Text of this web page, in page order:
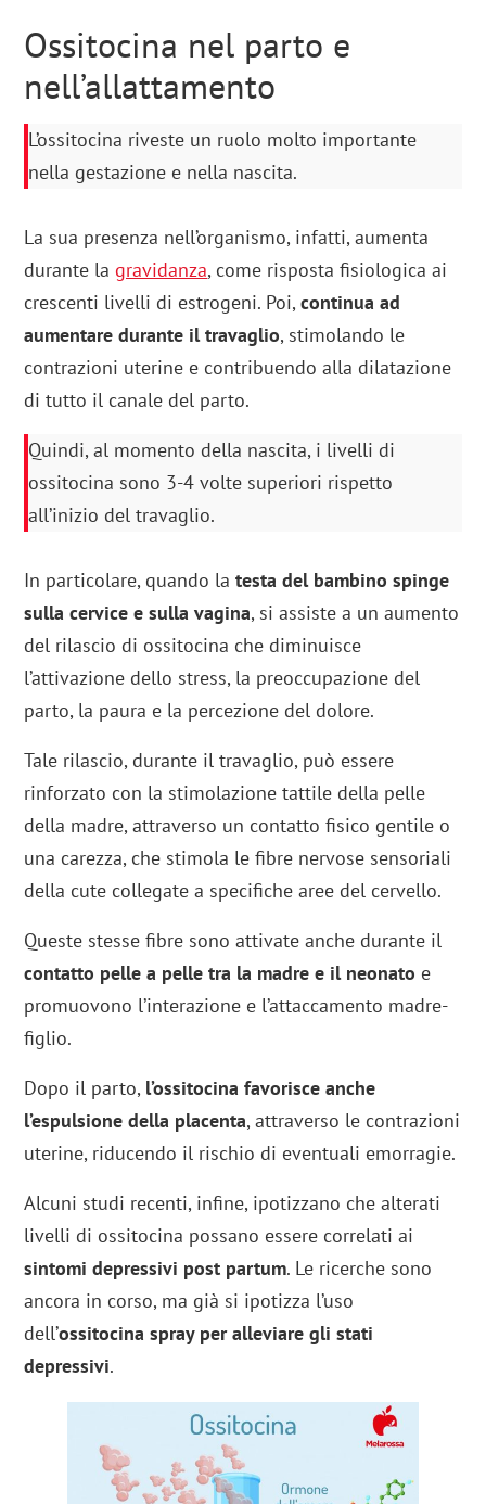
Ossitocina nel parto e
nell’allattamento
L’ossitocina riveste un ruolo molto importante
nella gestazione e nella nascita.
La sua presenza nell’organismo, infatti, aumenta
durante lagravidanza, come risposta fisiologica ai
crescenti livelli di estrogeni. Poi,continua ad
aumentare durante il travaglio, stimolando le
contrazioni uterine e contribuendo alla dilatazione
di tutto il canale del parto.
Quindi, al momento della nascita, i livelli di
ossitocina sono 3-4 volte superiori rispetto
all’inizio del travaglio.
In particolare, quando la testa del bambino spinge
sulla cervice e sulla vagina, si assiste a un aumento
del rilascio di ossitocina che diminuisce
l’attivazione dello stress, la preoccupazione del
parto, la paura e la percezione del dolore.
Tale rilascio, durante il travaglio, può essere
rinforzato con la stimolazione tattile della pelle
della madre, attraverso un contatto fisico gentile o
una carezza, che stimola le fibre nervose sensoriali
della cute collegate a specifiche aree del cervello.
Queste stesse fibre sono attivate anche durante il
contatto pelle a pelle tra la madre e il neonato e
promuovono l’interazione e l’attaccamento madre-
figlio.
Dopo il parto, l’ossitocina favorisce anche
l’espulsione della placenta, attraverso le contrazioni
uterine, riducendo il rischio di eventuali emorragie.
Alcuni studi recenti, infine, ipotizzano che alterati
livelli di ossitocina possano essere correlati ai
sintomi depressivi post partum. Le ricerche sono
ancora in corso, ma già si ipotizza l’uso
dell’ossitocina spray per alleviare gli stati
depressivi.